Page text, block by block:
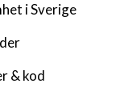
i Sverige
& kod